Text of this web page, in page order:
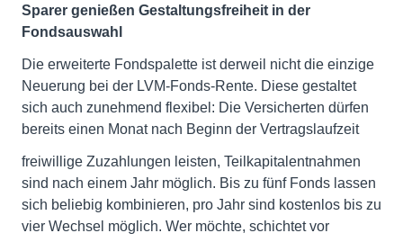
Sparer genießen Gestaltungsfreiheit in der
Fondsauswahl
Die erweiterte Fondspalette ist derweil nicht die einzige
Neuerung bei der LVM-Fonds-Rente. Diese gestaltet
sich auch zunehmend flexibel: Die Versicherten dürfen
bereits einen Monat nach Beginn der Vertragslaufzeit
freiwillige Zuzahlungen leisten, Teilkapitalentnahmen
sind nach einem Jahr möglich. Bis zu fünf Fonds lassen
sich beliebig kombinieren, pro Jahr sind kostenlos bis zu
vier Wechsel möglich. Wer möchte, schichtet vor